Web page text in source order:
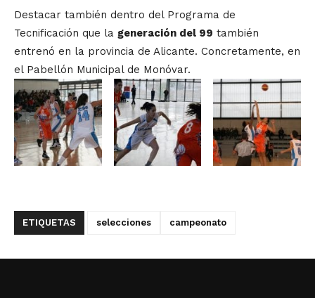
Destacar también dentro del Programa de
Tecnificación que la generación del 99 también
entrenó en la provincia de Alicante. Concretamente, en
el Pabellón Municipal de Monóvar.
ETIQUETAS selecciones campeonato